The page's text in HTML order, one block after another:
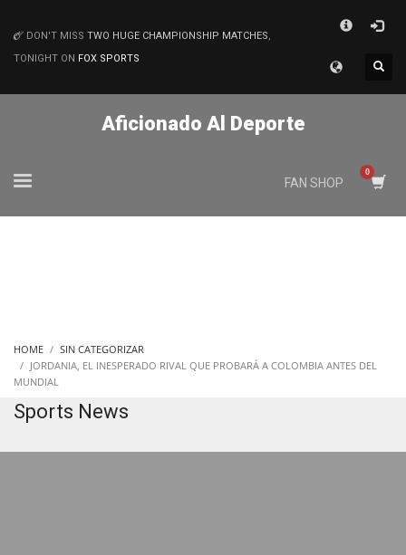
MATCHES
DON'T MISS TWO HUGE CHAMPIONSHIP MATCHES,
TONIGHT ON FOX SPORTS
Aficionado Al Deporte
FAN SHOP
HOME
SIN CATEGORIZAR
JORDANIA, EL INESPERADO RIVAL QUE PROBARÁ A COLOMBIA ANTES DEL
MUNDIAL
Sports News